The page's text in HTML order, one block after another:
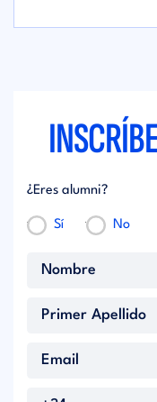
¿Eres alumni?
Sí No